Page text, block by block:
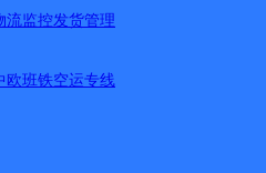
流监控发货管理
欧班铁空运专线
和浩特市,快